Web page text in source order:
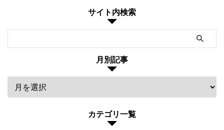
サイト内検索
月別記事
カテゴリ一覧